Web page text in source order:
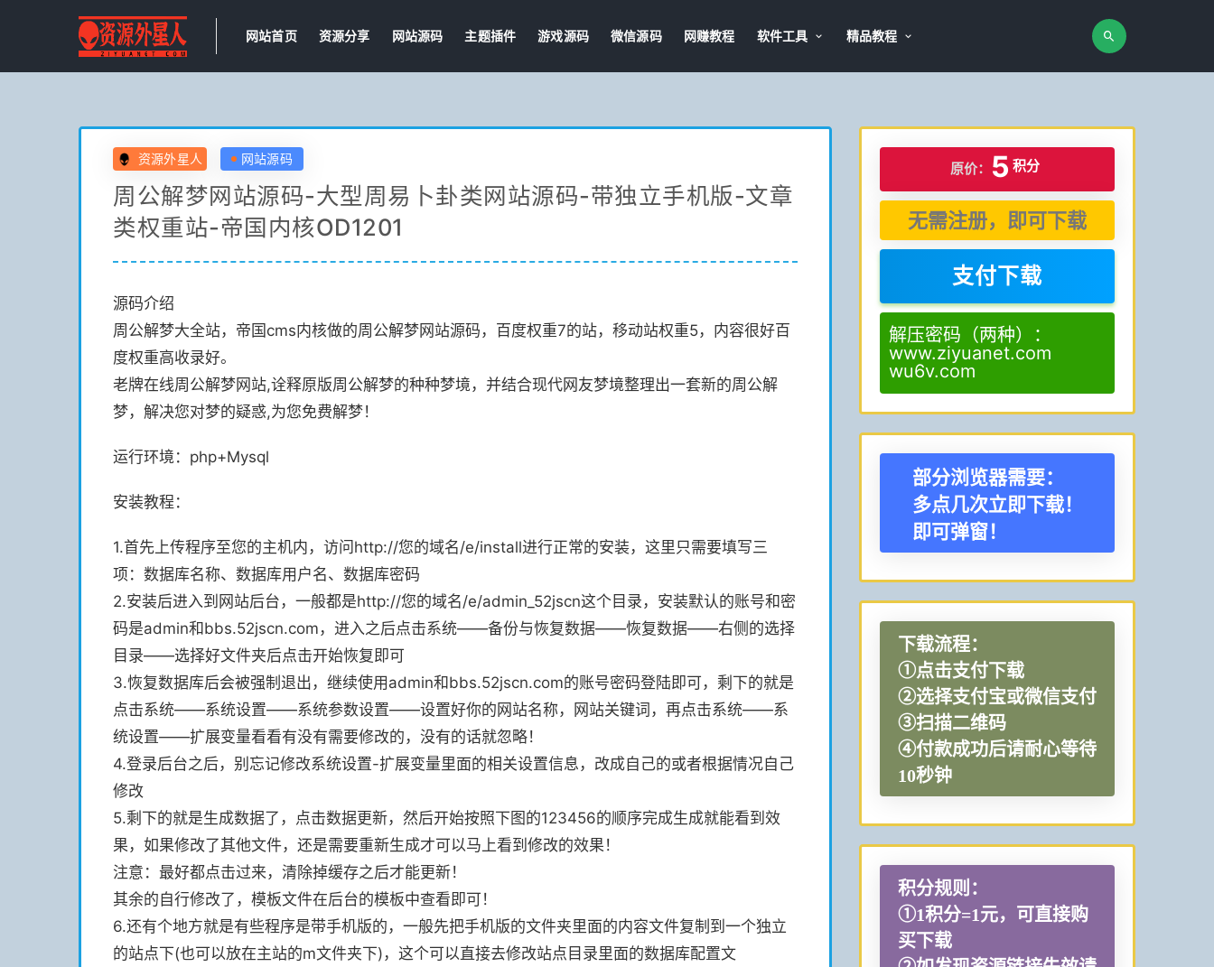
网站首页 资源分享 网站源码 主题插件 游戏源码 微信源码 网赚教程 软件工具 精品教程
资源外星人 网站源码
周公解梦网站源码-大型周易卜卦类网站源码-带独立手机版-文章
类权重站-帝国内核OD1201
源码介绍
周公解梦大全站，帝国cms内核做的周公解梦网站源码，百度权重7的站，移动站权重5，内容很好百
度权重高收录好。
老牌在线周公解梦网站,诠释原版周公解梦的种种梦境，并结合现代网友梦境整理出一套新的周公解
梦，解决您对梦的疑惑,为您免费解梦！
运行环境：php+Mysql
安装教程：
1.首先上传程序至您的主机内，访问http://您的域名/e/install进行正常的安装，这里只需要填写三
项：数据库名称、数据库用户名、数据库密码
2.安装后进入到网站后台，一般都是http://您的域名/e/admin_52jscn这个目录，安装默认的账号和密
码是admin和bbs.52jscn.com，进入之后点击系统——备份与恢复数据——恢复数据——右侧的选择
目录——选择好文件夹后点击开始恢复即可
3.恢复数据库后会被强制退出，继续使用admin和bbs.52jscn.com的账号密码登陆即可，剩下的就是
点击系统——系统设置——系统参数设置——设置好你的网站名称，网站关键词，再点击系统——系
统设置——扩展变量看看有没有需要修改的，没有的话就忽略！
4.登录后台之后，别忘记修改系统设置-扩展变量里面的相关设置信息，改成自己的或者根据情况自己
修改
5.剩下的就是生成数据了，点击数据更新，然后开始按照下图的123456的顺序完成生成就能看到效
果，如果修改了其他文件，还是需要重新生成才可以马上看到修改的效果！
注意：最好都点击过来，清除掉缓存之后才能更新！
其余的自行修改了，模板文件在后台的模板中查看即可！
6.还有个地方就是有些程序是带手机版的，一般先把手机版的文件夹里面的内容文件复制到一个独立
的站点下(也可以放在主站的m文件夹下)，这个可以直接去修改站点目录里面的数据库配置文
原价： 5 积分
无需注册，即可下载
支付下载
解压密码（两种）：
www.ziyuanet.com
wu6v.com
部分浏览器需要：
多点几次立即下载！
即可弹窗！
下载流程：
①点击支付下载
②选择支付宝或微信支付
③扫描二维码
④付款成功后请耐心等待
10秒钟
积分规则：
①1积分=1元，可直接购
买下载